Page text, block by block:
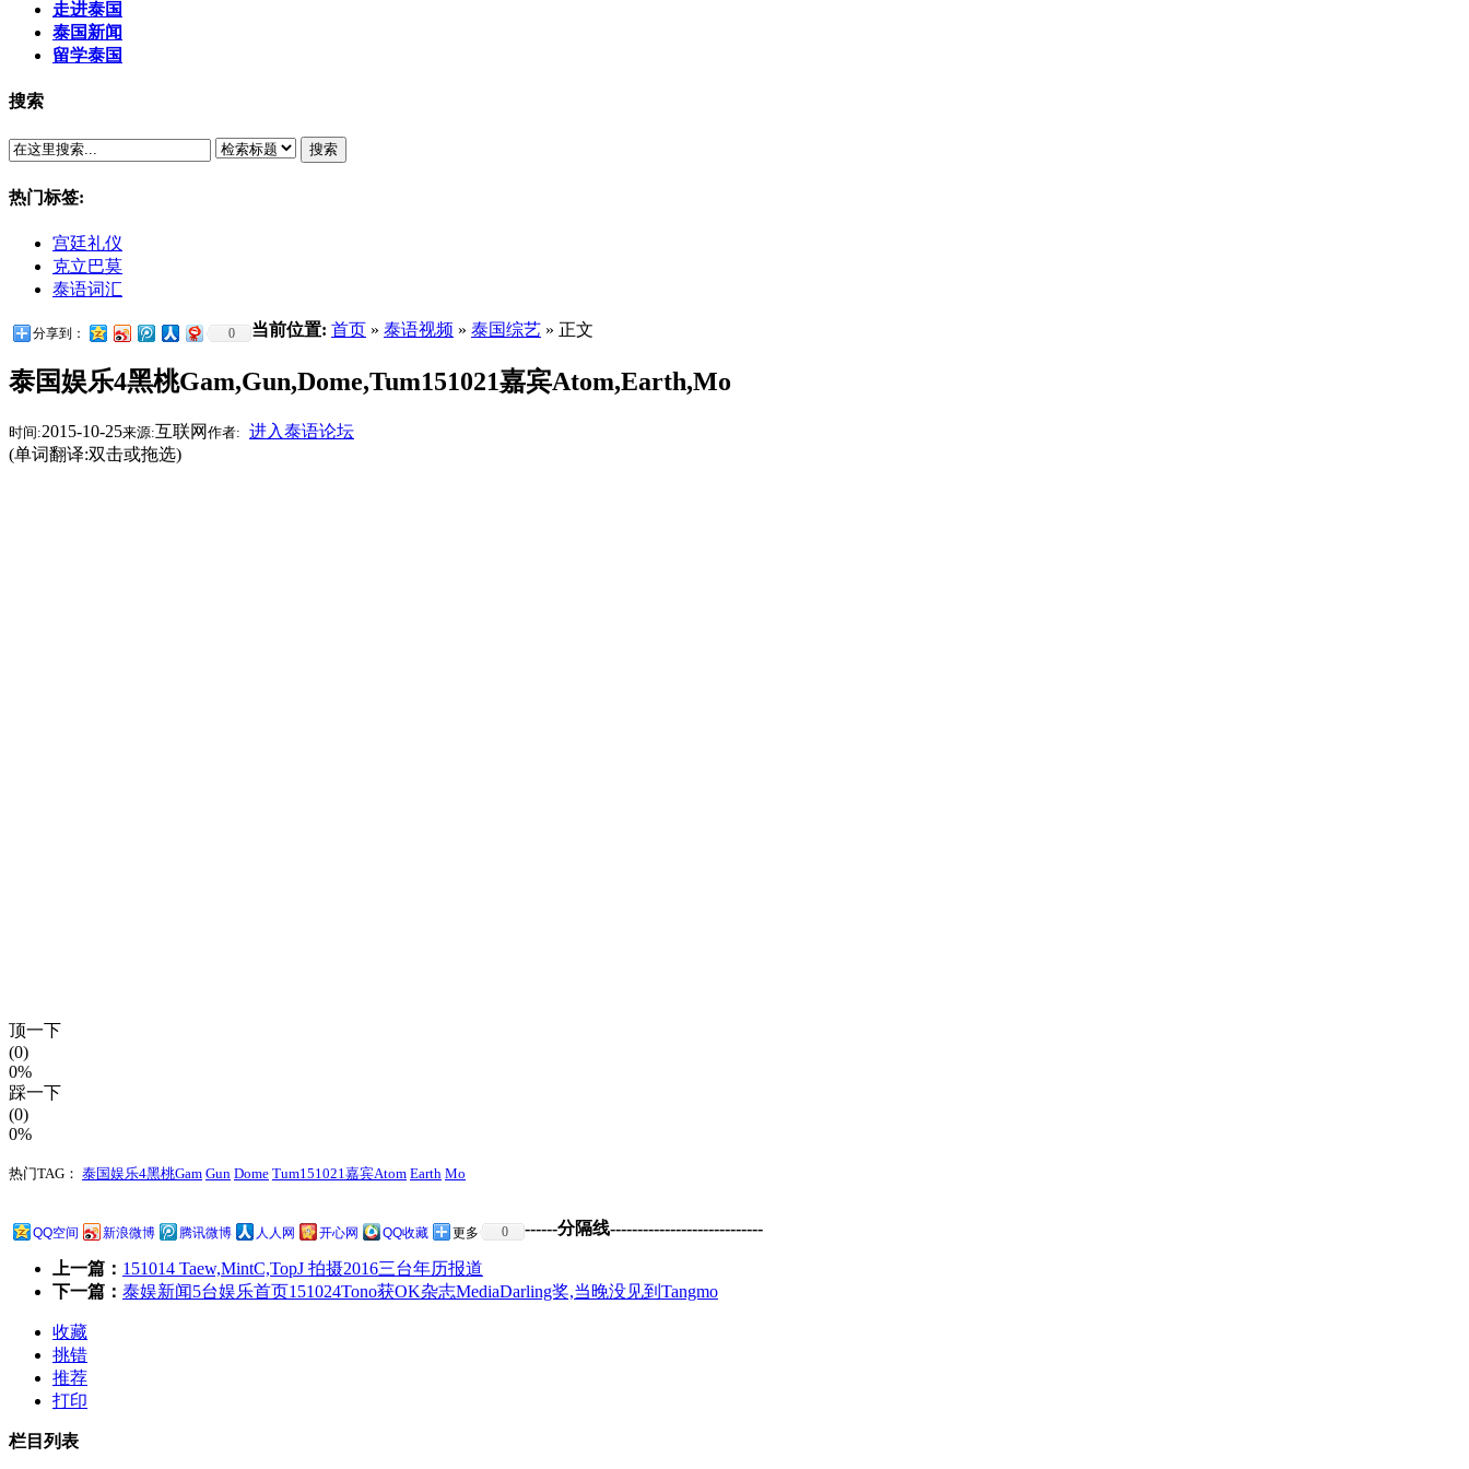
走进泰国
泰国新闻
留学泰国
搜索
搜索
热门标签:
宫廷礼仪
克立巴莫
泰语词汇
分享到： 0 当前位置: 首页 » 泰语视频 » 泰国综艺 » 正文
泰国娱乐4黑桃Gam,Gun,Dome,Tum151021嘉宾Atom,Earth,Mo
时间:2015-10-25来源:互联网 作者: 进入泰语论坛
(单词翻译:双击或拖选)
顶一下
(0)
0%
踩一下
(0)
0%
热门TAG： 泰国娱乐4黑桃Gam Gun Dome Tum151021嘉宾Atom Earth Mo
QQ空间 新浪微博 腾讯微博 人人网 开心网 QQ收藏 更多 0 ------分隔线----------------------------
上一篇： 151014 Taew,MintC,TopJ 拍摄2016三台年历报道
下一篇： 泰娱新闻5台娱乐首页151024Tono获OK杂志MediaDarling奖,当晚没见到Tangmo
收藏
挑错
推荐
打印
栏目列表